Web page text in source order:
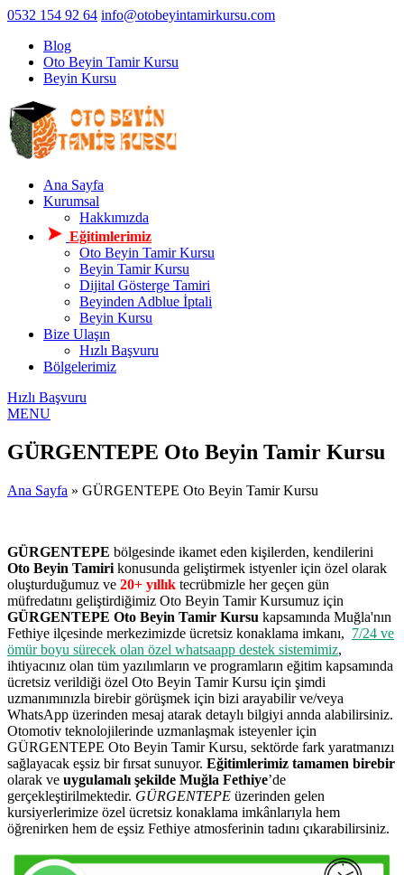
0532 154 92 64 info@otobeyintamirkursu.com
Blog
Oto Beyin Tamir Kursu
Beyin Kursu
Ana Sayfa
Kurumsal
Hakkımızda
Eğitimlerimiz
Oto Beyin Tamir Kursu
Beyin Tamir Kursu
Dijital Gösterge Tamiri
Beyinden Adblue İptali
Beyin Kursu
Bize Ulaşın
Hızlı Başvuru
Bölgelerimiz
Hızlı Başvuru
MENU
GÜRGENTEPE Oto Beyin Tamir Kursu
Ana Sayfa » GÜRGENTEPE Oto Beyin Tamir Kursu
GÜRGENTEPE bölgesinde ikamet eden kişilerden, kendilerini
Oto Beyin Tamiri konusunda geliştirmek istyenler için özel olarak
oluşturduğumuz ve 20+ yıllık tecrübmizle her geçen gün
müfredatını geliştirdiğimiz Oto Beyin Tamir Kursumuz için
GÜRGENTEPE Oto Beyin Tamir Kursu kapsamında Muğla'nın
Fethiye ilçesinde merkezimizde ücretsiz konaklama imkanı, 7/24 ve
ömür boyu sürecek olan özel whatsaapp destek sistemimiz,
ihtiyacınız olan tüm yazılımların ve programların eğitim kapsamında
ücretsiz verildiği özel Oto Beyin Tamir Kursu için şimdi
uzmanımınızla birebir görüşmek için bizi arayabilir ve/veya
WhatsApp üzerinden mesaj atarak detaylı bilgiyi annda alabilirsiniz.
Otomotiv teknolojilerinde uzmanlaşmak isteyenler için
GÜRGENTEPE Oto Beyin Tamir Kursu, sektörde fark yaratmanızı
sağlayacak eşsiz bir fırsat sunuyor. Eğitimlerimiz tamamen birebir
olarak ve uygulamalı şekilde Muğla Fethiye’de
gerçekleştirilmektedir. GÜRGENTEPE üzerinden gelen
kursiyerlerimize özel ücretsiz konaklama imkânlarıyla hem
öğrenirken hem de eşsiz Fethiye atmosferinin tadını çıkarabilirsiniz.